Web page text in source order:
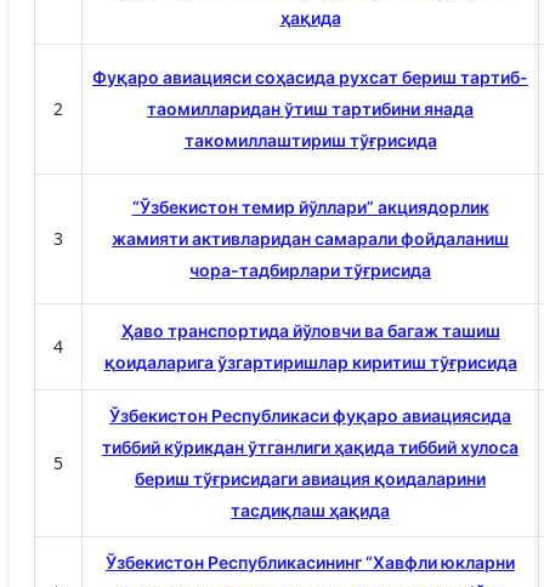
ҳақида
2
Фуқаро авиацияси соҳасида рухсат бериш тартиб-
таомилларидан ўтиш тартибини янада
такомиллаштириш тўғрисида
3
“Ўзбекистон темир йўллари” акциядорлик
жамияти активларидан самарали фойдаланиш
чора-тадбирлари тўғрисида
4
Ҳаво транспортида йўловчи ва багаж ташиш
қоидаларига ўзгартиришлар киритиш тўғрисида
5
Ўзбекистон Республикаси фуқаро авиациясида
тиббий кўрикдан ўтганлиги ҳақида тиббий хулоса
бериш тўғрисидаги авиация қоидаларини
тасдиқлаш ҳақида
Ўзбекистон Республикасининг “Хавфли юкларни